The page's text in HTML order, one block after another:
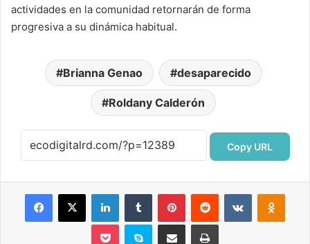
actividades en la comunidad retornarán de forma
progresiva a su dinámica habitual.
Brianna Genao desaparecido
Roldany Calderón
Copy URL
Facebook
X LinkedInTumblr PinterestReddit VKontakte
Pocket Skype Compartir por correo electrónicoImprimir